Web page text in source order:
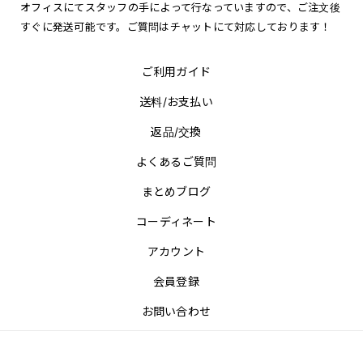
オフィスにてスタッフの手によって行なっていますので、ご注文後
すぐに発送可能です。ご質問はチャットにて対応しております！
ご利用ガイド
送料/お支払い
返品/交換
よくあるご質問
まとめブログ
コーディネート
アカウント
会員登録
お問い合わせ